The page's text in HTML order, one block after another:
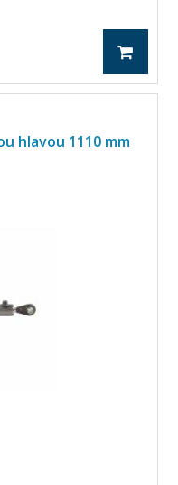
hlavou 1110 mm